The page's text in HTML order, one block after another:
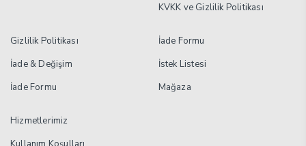
KVKK ve Gizlilik Politikası
Gizlilik Politikası
İade & Değişim
İade Formu
İade Formu
İstek Listesi
Mağaza
Hizmetlerimiz